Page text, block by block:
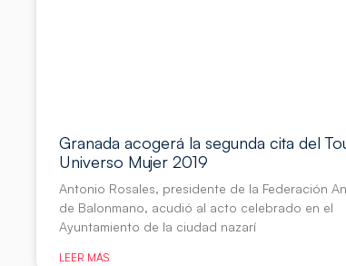
Granada acogerá la segunda cita del
Universo Mujer 2019
Antonio Rosales, presidente de la Federación
de Balonmano, acudió al acto celebrado en el
Ayuntamiento de la ciudad nazarí
LEER MÁS